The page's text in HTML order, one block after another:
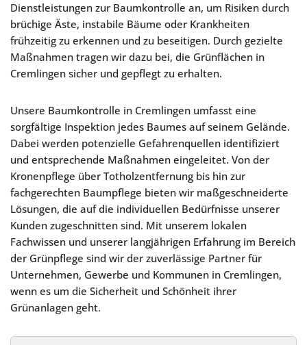
Dienstleistungen zur Baumkontrolle an, um Risiken durch
brüchige Äste, instabile Bäume oder Krankheiten
frühzeitig zu erkennen und zu beseitigen. Durch gezielte
Maßnahmen tragen wir dazu bei, die Grünflächen in
Cremlingen sicher und gepflegt zu erhalten.
Unsere Baumkontrolle in Cremlingen umfasst eine
sorgfältige Inspektion jedes Baumes auf seinem Gelände.
Dabei werden potenzielle Gefahrenquellen identifiziert
und entsprechende Maßnahmen eingeleitet. Von der
Kronenpflege über Totholzentfernung bis hin zur
fachgerechten Baumpflege bieten wir maßgeschneiderte
Lösungen, die auf die individuellen Bedürfnisse unserer
Kunden zugeschnitten sind. Mit unserem lokalen
Fachwissen und unserer langjährigen Erfahrung im Bereich
der Grünpflege sind wir der zuverlässige Partner für
Unternehmen, Gewerbe und Kommunen in Cremlingen,
wenn es um die Sicherheit und Schönheit ihrer
Grünanlagen geht.